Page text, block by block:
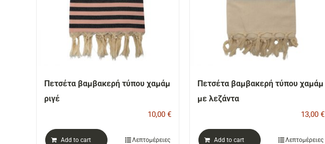
Πετσέτα βαμβακερή τύπου χαμάμ
ριγέ
10,00 €
Add to cart Λεπτομέρειες
Πετσέτα βαμβακερή τύπου χαμάμ
με λεζάντα
13,00 €
Add to cart Λεπτομέρειες